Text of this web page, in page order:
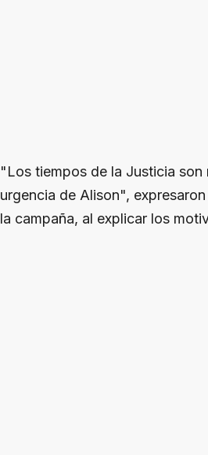
"Los tiempos de la Justicia son
urgencia de Alison",
la campaña, al explicar los